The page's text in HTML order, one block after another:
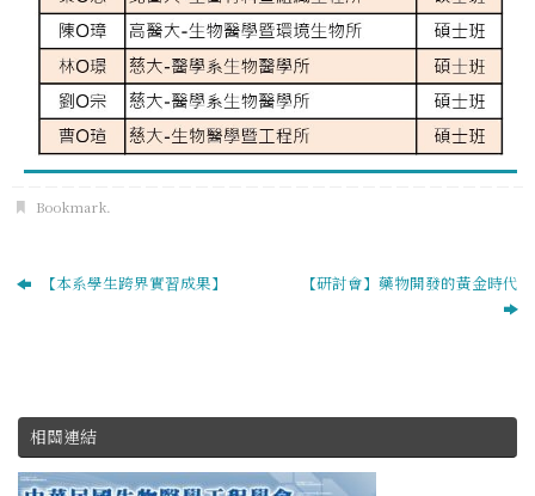
Bookmark.
【本系學生跨界實習成果】 【研討會】藥物開發的黃金時代
相關連結